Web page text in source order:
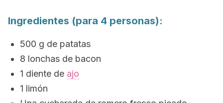
Ingredientes (para 4 personas):
500 g de patatas
8 lonchas de bacon
1 diente de ajo
1 limón